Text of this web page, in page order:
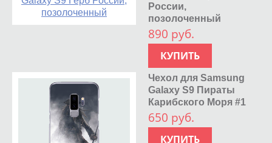
России,
позолоченный
890 руб.
КУПИТЬ
Чехол для Samsung
Galaxy S9 Пираты
Карибского Моря #1
650 руб.
КУПИТЬ